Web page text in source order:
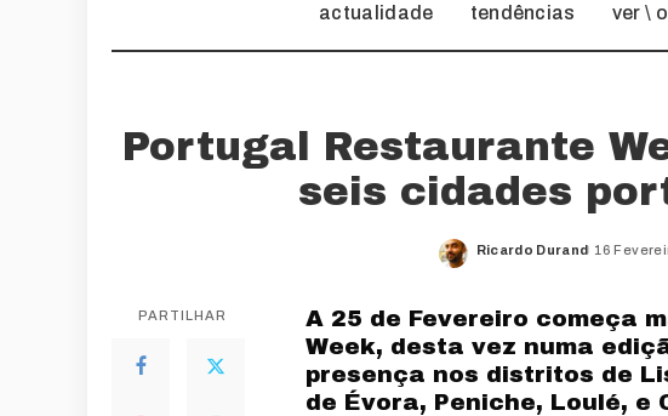
actualidade tendências ver \
Portugal Restaurante
seis cidades
Posted
Ricardo Durand 16
PARTILHAR
A 25 de Fevereiro começa
Week, desta vez numa
presença nos distritos de
de Évora, Peniche, Loulé, e